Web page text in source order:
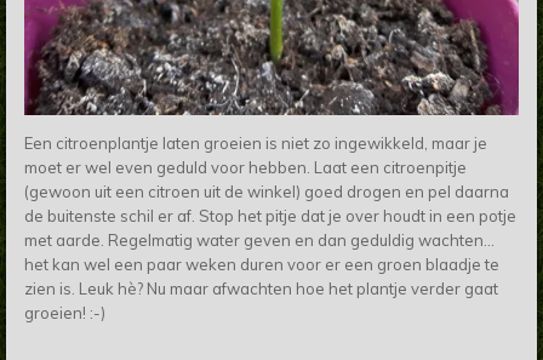
Een citroenplantje laten groeien is niet zo ingewikkeld, maar je
moet er wel even geduld voor hebben. Laat een citroenpitje
(gewoon uit een citroen uit de winkel) goed drogen en pel daarna
de buitenste schil er af. Stop het pitje dat je over houdt in een potje
met aarde. Regelmatig water geven en dan geduldig wachten...
het kan wel een paar weken duren voor er een groen blaadje te
zien is. Leuk hè? Nu maar afwachten hoe het plantje verder gaat
groeien! :-)